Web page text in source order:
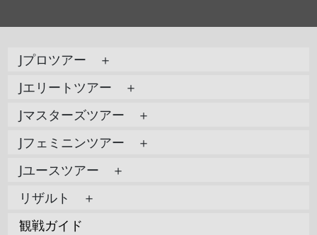
Jプロツアー ＋
Jエリートツアー ＋
Jマスターズツアー ＋
Jフェミニンツアー ＋
Jユースツアー ＋
リザルト ＋
観戦ガイド